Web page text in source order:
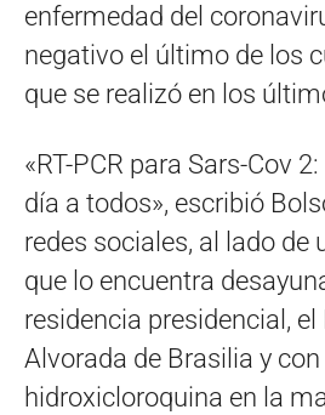
enfermedad del
negativo el último de los
que se realizó en los
«RT-PCR para Sars-Cov
día a todos», escribió
redes sociales, al lado de
que lo encuentra
residencia presidencial, el
Alvorada de Brasilia y
hidroxicloroquina en la